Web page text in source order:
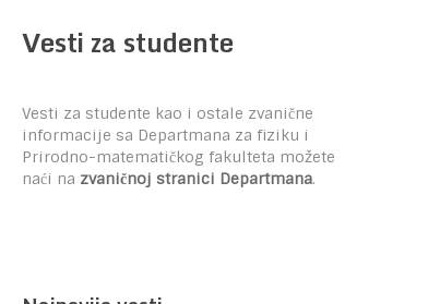
Vesti za studente
Vesti za studente kao i ostale zvanične
informacije sa Departmana za fiziku i
Prirodno-matematičkog fakulteta možete
naći na zvaničnoj stranici Departmana.